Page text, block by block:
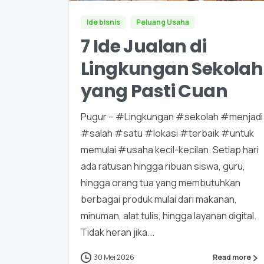
Ide bisnis Peluang Usaha
7 Ide Jualan di
Lingkungan Sekolah
yang Pasti Cuan
Pugur – #Lingkungan #sekolah #menjadi
#salah #satu #lokasi #terbaik #untuk
memulai #usaha kecil-kecilan. Setiap hari
ada ratusan hingga ribuan siswa, guru,
hingga orang tua yang membutuhkan
berbagai produk mulai dari makanan,
minuman, alat tulis, hingga layanan digital.
Tidak heran jika...
30 Mei 2026 Read more